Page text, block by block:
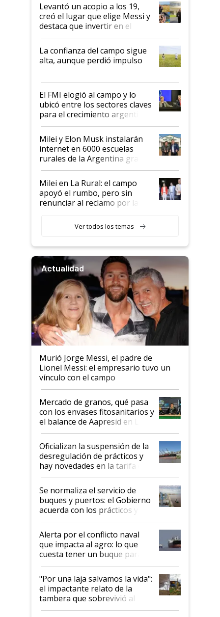
Levantó un acopio a los 19,
creó el lugar que elige Messi y
destaca que invertir en el
kirchnerismo era como "darle
plata a un hijo para droga":
Juan Félix Rossetti, el libertario
que de una dura crisis salió
de Milei
La confianza del campo sigue
alta, aunque perdió impulso
El FMI elogió al campo y lo
ubicó entre los sectores claves
para el crecimiento argentino
Milei y Elon Musk instalarán
internet en 6000 escuelas
rurales de la Argentina gracias
a un acuerdo con Starlink
Milei en La Rural: el campo
apoyó el rumbo, pero sin
renunciar al reclamo por las
Ver todos los temas
Actualidad
Murió Jorge Messi, el padre de
Lionel Messi: el empresario tuvo un
vínculo con el campo
Mercado de granos, qué pasa
con los envases fitosanitarios y
el balance de Aapresid en La
Posta
Oficializan la suspensión de la
desregulación de prácticos y
hay novedades en la tarifa de
la hidrovía
Se normaliza el servicio de
buques y puertos: el Gobierno
acuerda con los prácticos y
suspende el decreto de
desregulación
Alerta por el conflicto naval
que impacta al agro: lo que
cuesta tener un buque parado
y el peligro de que Argentina
pase a ser "país sucio"
"Por una laja salvamos la vida":
el impactante relato de la
tambera que sobrevivió al
tornado